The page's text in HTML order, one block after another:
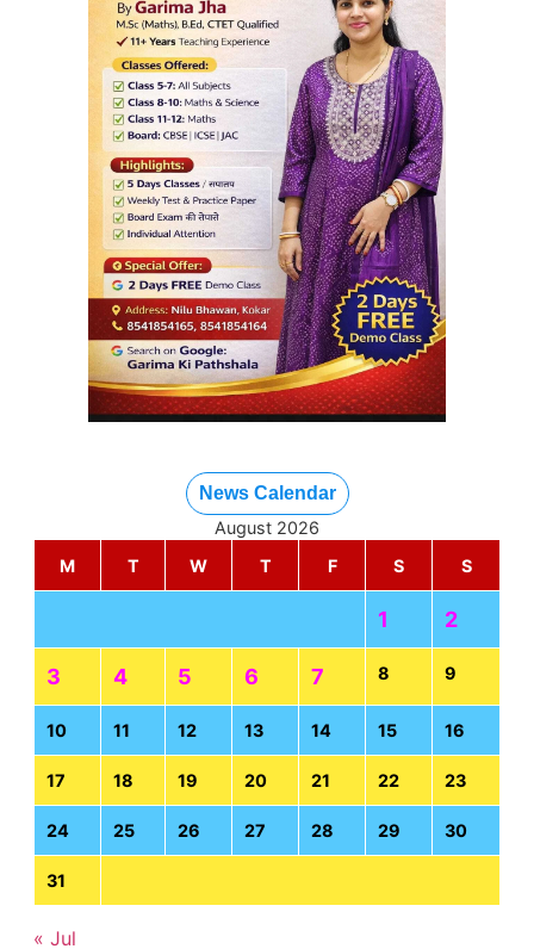
News Calendar
August 2026
M
T W T F S S
1 2
3 4 5 6 7 8 9
10 11 12 13 14 15 16
17 18 19 20 21 22 23
24 25 26 27 28 29 30
31
« Jul